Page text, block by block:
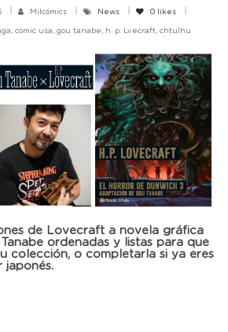
Milcómics News 0
likes
comic usa, gou tanabe, h. p. Lvecraft, chtulhu
de Lovecraft a novela gráfica
ordenadas y listas para que
colección, o completarla si ya eres
japonés.